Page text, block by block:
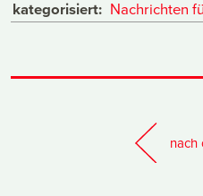
kategorisiert: Nachrichten
nach